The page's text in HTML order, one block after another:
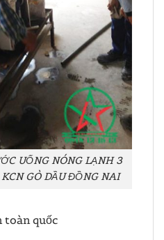
UỐNG NÓNG LẠNH 3
GÒ DẦU ĐỒNG NAI
toàn quốc